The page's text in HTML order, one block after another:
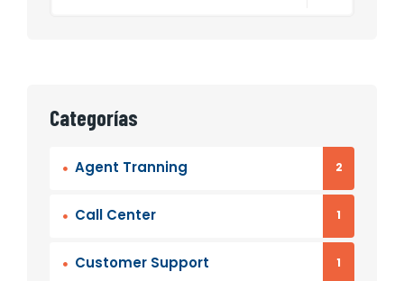
Categorías
Agent Tranning 2
Call Center 1
Customer Support 1